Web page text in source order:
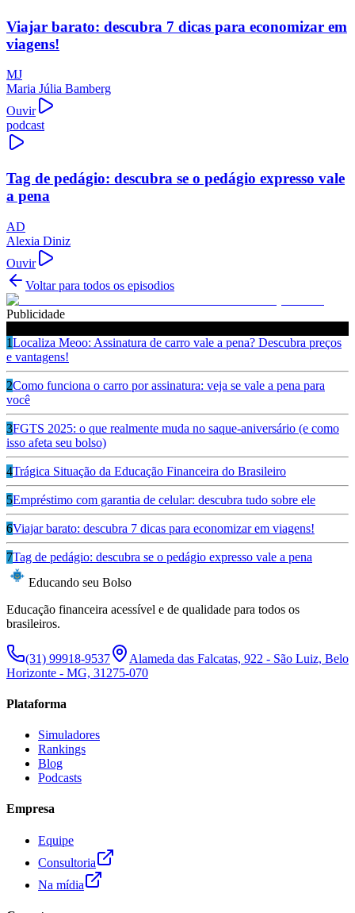
Viajar barato: descubra 7 dicas para economizar em
viagens!
MJ
Maria Júlia Bamberg
Ouvir
podcast
Tag de pedágio: descubra se o pedágio expresso vale
a pena
AD
Alexia Diniz
Ouvir
Voltar para todos os episodios
Publicidade
1Localiza Meoo: Assinatura de carro vale a pena? Descubra preços
e vantagens!
2Como funciona o carro por assinatura: veja se vale a pena para
você
3FGTS 2025: o que realmente muda no saque-aniversário (e como
isso afeta seu bolso)
4Trágica Situação da Educação Financeira do Brasileiro
5Empréstimo com garantia de celular: descubra tudo sobre ele
6Viajar barato: descubra 7 dicas para economizar em viagens!
7Tag de pedágio: descubra se o pedágio expresso vale a pena
Educando seu Bolso
Educação financeira acessível e de qualidade para todos os
brasileiros.
(31) 99918-9537
Alameda das Falcatas, 922 - São Luiz, Belo
Horizonte - MG, 31275-070
Plataforma
Simuladores
Rankings
Blog
Podcasts
Empresa
Equipe
Consultoria
Na mídia